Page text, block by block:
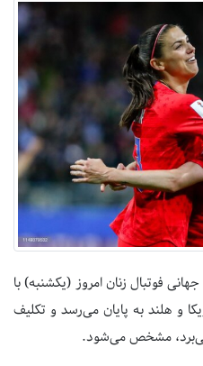
فوتبال زنان امروز (یکشنبه) با
و هلند به پایان می‌رسد و تکلیف
مشخص می‌شود.